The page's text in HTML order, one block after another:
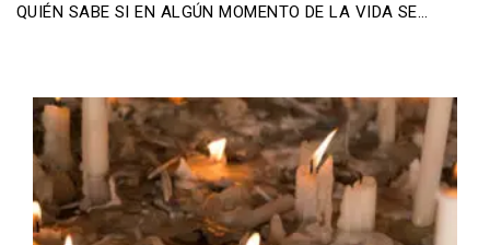
QUIÉN SABE SI EN ALGÚN MOMENTO DE LA VIDA SE…